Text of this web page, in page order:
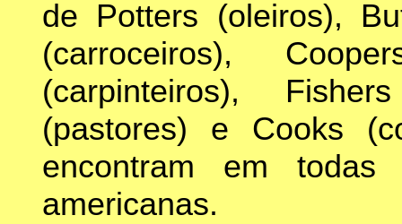
de Potters (oleiros),
(carroceiros),
(carpinteiros),
(pastores) e Cooks
encontram em
americanas.